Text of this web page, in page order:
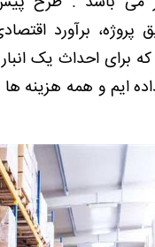
برآورد
برای احداث یک انبار
ایم و همه هزینه ها